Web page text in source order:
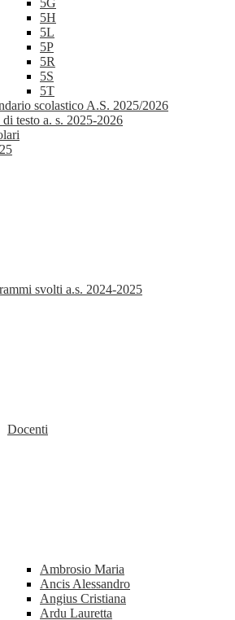
5G
5H
5L
5P
5R
5S
5T
scolastico A.S. 2025/2026
testo a. s. 2025-2026
svolti a.s. 2024-2025
Docenti
Ambrosio Maria
Ancis Alessandro
Angius Cristiana
Ardu Lauretta